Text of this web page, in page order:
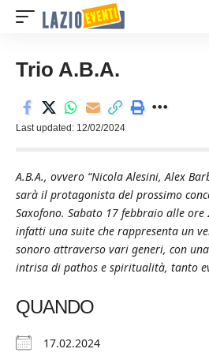
Trio A.B.A.
Last updated: 12/02/2024
A.B.A., ovvero “Nicola Alesini, Alex
sarà il protagonista del prossimo
Saxofono. Sabato 17 febbraio alle
infatti una suite che rappresenta un
sonoro attraverso vari generi, con
intrisa di pathos e spiritualità, tanto
QUANDO
17.02.2024